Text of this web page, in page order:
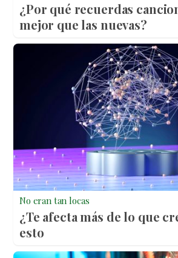
¿Por qué recuerdas
mejor que las nuevas?
No eran tan locas
¿Te afecta más de lo que
esto